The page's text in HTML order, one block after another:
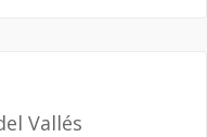
Vallés